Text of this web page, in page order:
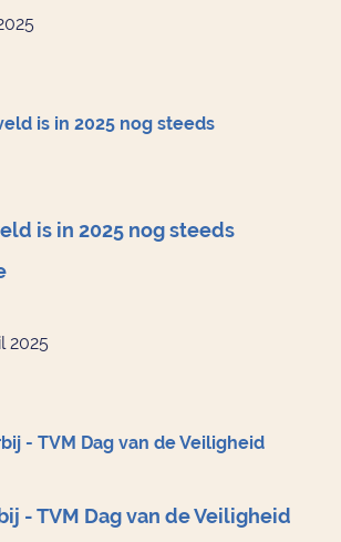
is in 2025 nog steeds
2025
- TVM Dag van de Veiligheid